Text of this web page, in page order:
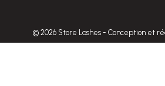
© 2026 Store Lashes - Conception et